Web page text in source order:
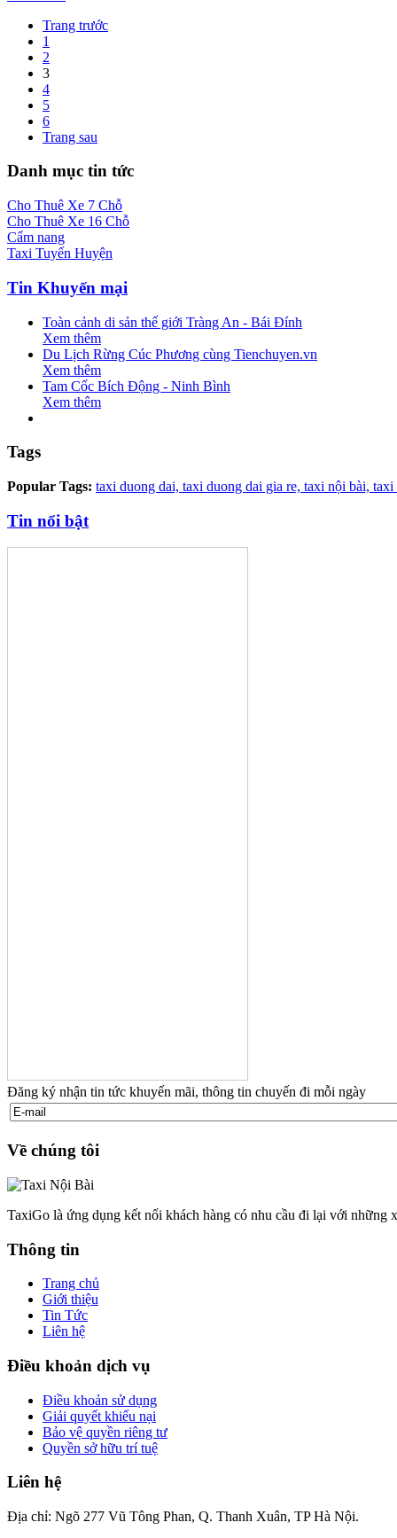
Trang trước
1
2
3
4
5
6
Trang sau
Danh mục tin tức
Cho Thuê Xe 7 Chỗ
Cho Thuê Xe 16 Chỗ
Cẩm nang
Taxi Tuyến Huyện
Tin Khuyến mại
Toàn cảnh di sản thế giới Tràng An - Bái Đính
Xem thêm
Du Lịch Rừng Cúc Phương cùng Tienchuyen.vn
Xem thêm
Tam Cốc Bích Động - Ninh Bình
Xem thêm
Tags
Popular Tags: taxi duong dai, taxi duong dai gia re, taxi nội bài, taxi
Tin nổi bật
Đăng ký nhận tin tức khuyến mãi, thông tin chuyến đi mỗi ngày
Về chúng tôi
TaxiGo là ứng dụng kết nối khách hàng có nhu cầu đi lại với những
Thông tin
Trang chủ
Giới thiệu
Tin Tức
Liên hệ
Điều khoản dịch vụ
Điều khoản sử dụng
Giải quyết khiếu nại
Bảo vệ quyền riêng tư
Quyền sở hữu trí tuệ
Liên hệ
Địa chỉ: Ngõ 277 Vũ Tông Phan, Q. Thanh Xuân, TP Hà Nội.